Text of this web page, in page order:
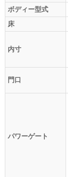
ボディー型式
床
内寸
門口
パワーゲート